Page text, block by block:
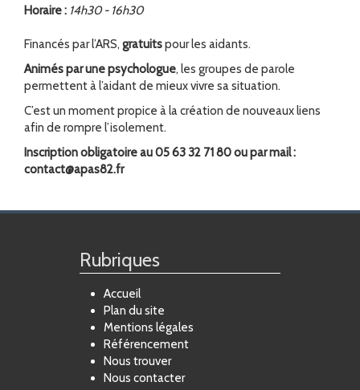
Horaire : 14h30 - 16h30
Financés par l’ARS, gratuitspour les aidants.
Animés par une psychologue, les groupes de parole
permettent à l’aidant de mieux vivre sa situation.
C’est un moment propice à la création de nouveaux liens
afin de rompre l’isolement.
Inscription obligatoire au 05 63 32 71 80 ou par mail :
contact@apas82.fr
Rubriques
Accueil
Plan du site
Mentions légales
Référencement
Nous trouver
Nous contacter